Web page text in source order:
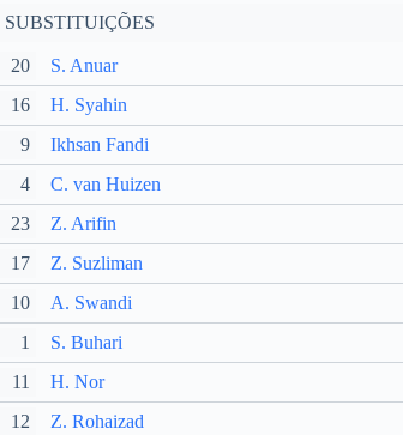
SUBSTITUIÇÕES
20 S. Anuar
16 H. Syahin
9 Ikhsan Fandi
4 C. van Huizen
23 Z. Arifin
17
Z. Suzliman
10
A. Swandi
1
S. Buhari
11
H. Nor
12
Z. Rohaizad